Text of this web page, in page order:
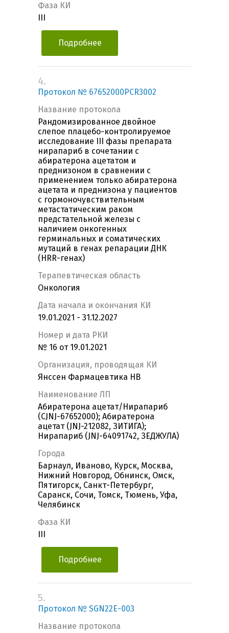
Фаза КИ
Подробнее
4.
Протокол № 67652000PCR3002
Название протокола
Рандомизированное двойное
слепое плацебо-контролируемое
исследование III фазы препарата
нирапариб в сочетании с
абиратерона ацетатом и
преднизоном в сравнении с
применением только абиратерона
ацетата и преднизона у пациентов
с гормоночувствительным
метастатическим раком
предстательной железы с
наличием онкогенных
герминальных и соматических
мутаций в генах репарации ДНК
(HRR-генах)
Терапевтическая область
Онкология
Дата начала и окончания КИ
19.01.2021 - 31.12.2027
Номер и дата РКИ
№ 16 от 19.01.2021
Организация, проводящая КИ
Янссен Фармацевтика НВ
Наименование ЛП
Абиратерона ацетат/Нирапариб
(CJNJ-67652000); Абиратерона
ацетат (JNJ-212082, ЗИТИГА);
Нирапариб (JNJ-64091742, ЗЕДЖУЛА)
Города
Барнаул, Иваново, Курск, Москва,
Нижний Новгород, Обнинск, Омск,
Пятигорск, Санкт-Петербург,
Саранск, Сочи, Томск, Тюмень, Уфа,
Челябинск
Фаза КИ
Подробнее
5.
Протокол № SGN22E-003
Название протокола